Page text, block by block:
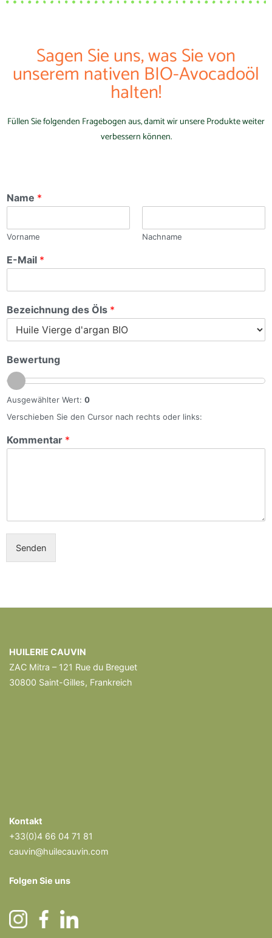
Sagen Sie uns, was Sie von
unserem nativen BIO-Avocadoöl
halten!
Füllen Sie folgenden Fragebogen aus, damit wir unsere Produkte weiter
verbessern können.
Name *
Vorname Nachname
E-Mail *
Bezeichnung des Öls *
Bewertung
Ausgewählter Wert: 0
Verschieben Sie den Cursor nach rechts oder links:
Kommentar *
Senden
HUILERIE CAUVIN
ZAC Mitra – 121 Rue du Breguet
30800 Saint-Gilles, Frankreich
Kontakt
+33(0)4 66 04 71 81
cauvin@huilecauvin.com
Folgen Sie uns